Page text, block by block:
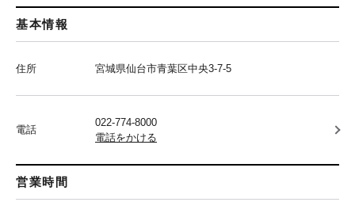
基本情報
住所 宮城県仙台市青葉区中央3-7-5
電話
022-774-8000
電話をかける
営業時間